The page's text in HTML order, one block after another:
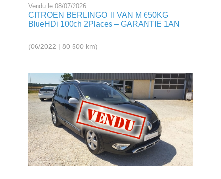
Vendu le 08/07/2026
CITROEN BERLINGO III VAN M 650KG
BlueHDi 100ch 2Places – GARANTIE 1AN
(06/2022 | 80 500 km)